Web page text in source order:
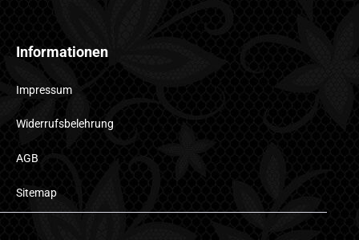
Informationen
Impressum
Widerrufsbelehrung
AGB
Sitemap